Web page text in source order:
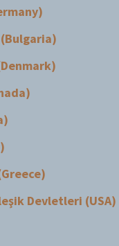
Devletleri (USA)